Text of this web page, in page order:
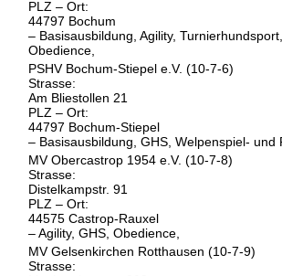
PLZ – Ort:
44797 Bochum
– Basisausbildung, Agility,
Obedience,
PSHV Bochum-Stiepel e.V. (10-7-6)
Strasse:
Am Bliestollen 21
PLZ – Ort:
44797 Bochum-Stiepel
– Basisausbildung, GHS, Welpenspiel- und
MV Obercastrop 1954 e.V. (10-7-8)
Strasse:
Distelkampstr. 91
PLZ – Ort:
44575 Castrop-Rauxel
– Agility, GHS, Obedience,
MV Gelsenkirchen Rotthausen (10-7-9)
Strasse: